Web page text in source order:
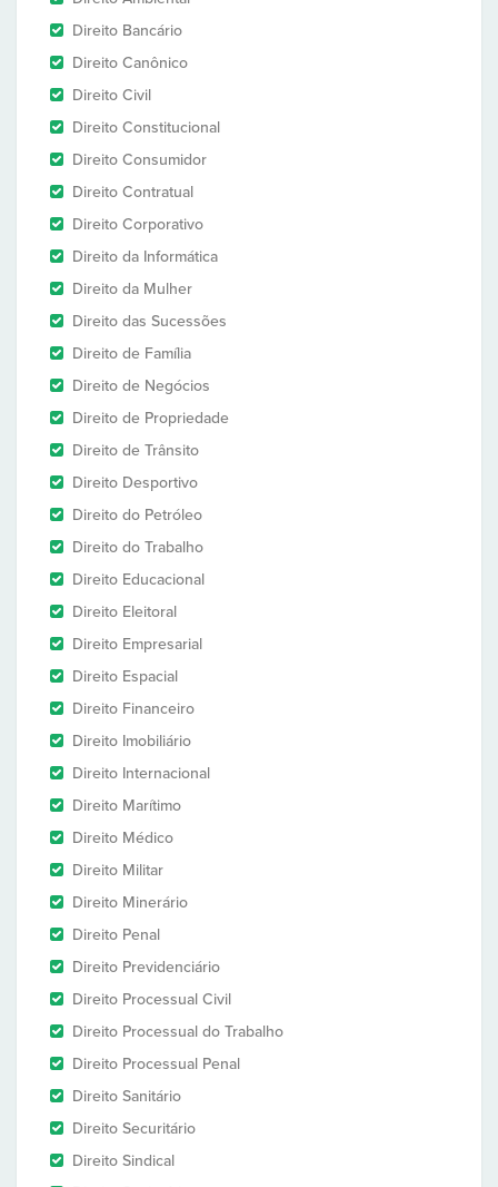
Direito Bancário
Direito Canônico
Direito Civil
Direito Constitucional
Direito Consumidor
Direito Contratual
Direito Corporativo
Direito da Informática
Direito da Mulher
Direito das Sucessões
Direito de Família
Direito de Negócios
Direito de Propriedade
Direito de Trânsito
Direito Desportivo
Direito do Petróleo
Direito do Trabalho
Direito Educacional
Direito Eleitoral
Direito Empresarial
Direito Espacial
Direito Financeiro
Direito Imobiliário
Direito Internacional
Direito Marítimo
Direito Médico
Direito Militar
Direito Minerário
Direito Penal
Direito Previdenciário
Direito Processual Civil
Direito Processual do Trabalho
Direito Processual Penal
Direito Sanitário
Direito Securitário
Direito Sindical